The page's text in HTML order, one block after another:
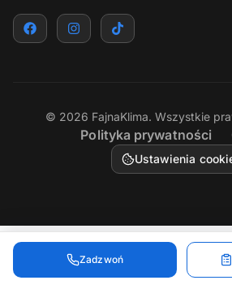
Zadzwoń
© 2026 FajnaKlima. Wszystkie
Polityka prywatności
Ustawienia